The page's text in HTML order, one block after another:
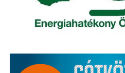
Bizottsági ülések
A helyi választási
A helyi választási